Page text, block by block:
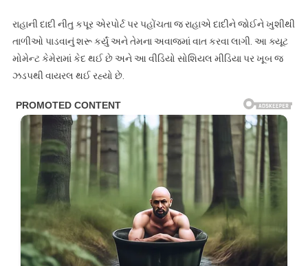
રાહાની દાદી નીતુ કપૂર એરપોર્ટ પર પહોંચતા જ રાહાએ દાદીને જોઈને ખુશીથી
તાળીઓ પાડવાનું શરૂ કર્યું અને તેમના અવાજમાં વાત કરવા લાગી. આ ક્યૂટ
મોમેન્ટ કેમેરામાં કેદ થઈ છે અને આ વીડિયો સોશિયલ મીડિયા પર ખૂબ જ
ઝડપથી વાયરલ થઈ રહ્યો છે.